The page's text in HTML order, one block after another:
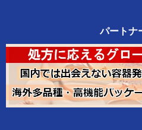
パートナ